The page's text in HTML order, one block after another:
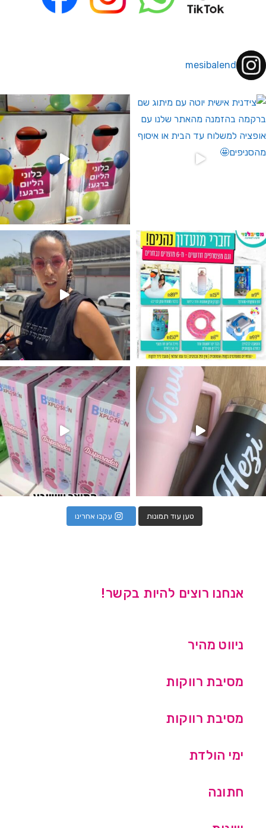
mesibalend
לחברי מועדון ומצטרפים חדשים🤍
מין העובר רק במסיבלנד !! קיים
מטף לגילוי מין העובר חזר למלא
טען עוד תמונות עקבו אחרינו
אנחנו רוצים להיות בקשר!
ניווט מהיר
מסיבת רווקות
מסיבת רווקות
ימי הולדת
חתונה